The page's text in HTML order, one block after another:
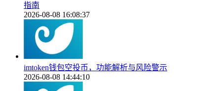
指南
2026-08-08 16:08:37
imtoken钱包空投币，功能解析与风险警示
2026-08-08 14:44:10